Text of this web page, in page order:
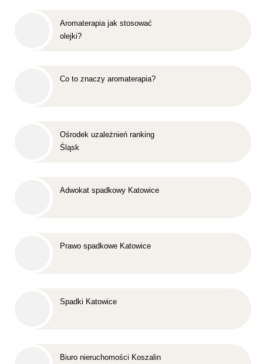
Aromaterapia jak stosować
olejki?
Co to znaczy aromaterapia?
Ośrodek uzależnień ranking
Śląsk
Adwokat spadkowy Katowice
Prawo spadkowe Katowice
Spadki Katowice
Biuro nieruchomości Koszalin